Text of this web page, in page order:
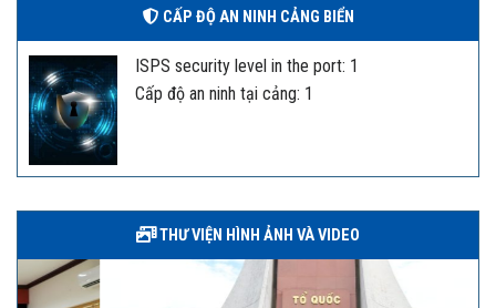
CẤP ĐỘ AN NINH CẢNG BIỂN
ISPS security level in the port: 1
Cấp độ an ninh tại cảng: 1
THƯ VIỆN HÌNH ẢNH VÀ VIDEO